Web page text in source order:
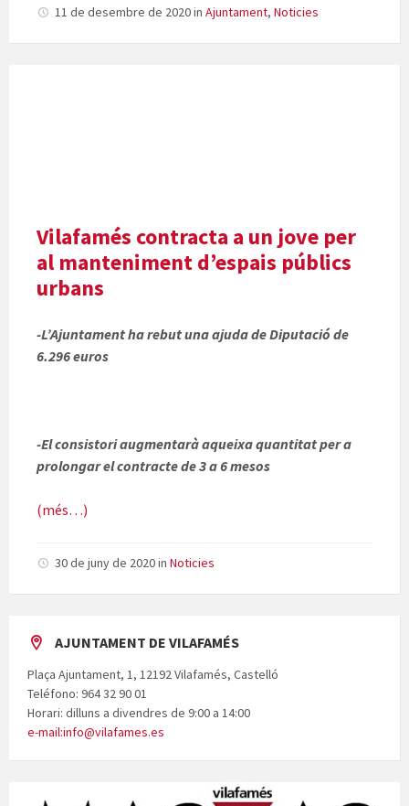
11 de desembre de 2020in Ajuntament, Noticies
Vilafamés contracta a un jove per
al manteniment d’espais públics
urbans
-L’Ajuntament ha rebut una ajuda de Diputació de
6.296 euros
-El consistori augmentarà aqueixa quantitat per a
prolongar el contracte de 3 a 6 mesos
(més…)
30 de juny de 2020in Noticies
AJUNTAMENT DE VILAFAMÉS
Plaça Ajuntament, 1, 12192 Vilafamés, Castelló
Teléfono: 964 32 90 01
Horari: dilluns a divendres de 9:00 a 14:00
e-mail:info@vilafames.es